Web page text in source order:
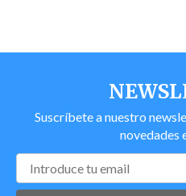
Suscríbete a nuestro
novedades